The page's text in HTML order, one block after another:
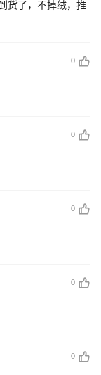
货了，不掉绒，推
0
0
0
0
0